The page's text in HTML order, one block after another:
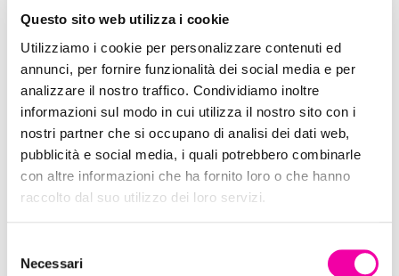
Questo sito web utilizza i cookie
Utilizziamo i cookie per personalizzare contenuti ed
annunci, per fornire funzionalità dei social media e per
analizzare il nostro traffico. Condividiamo inoltre
informazioni sul modo in cui utilizza il nostro sito con i
nostri partner che si occupano di analisi dei dati web,
pubblicità e social media, i quali potrebbero combinarle
con altre informazioni che ha fornito loro o che hanno
raccolto dal suo utilizzo dei loro servizi.
delNecessari
Dixie